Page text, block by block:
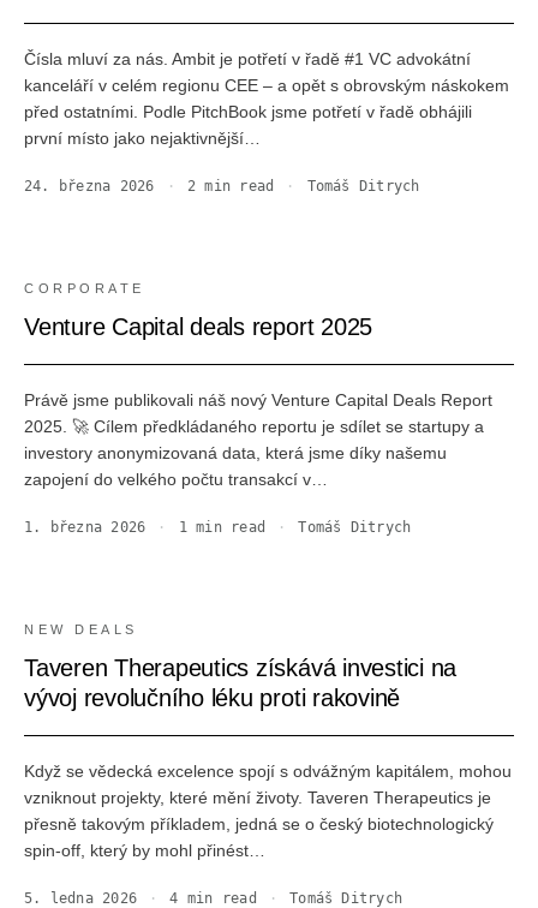
Čísla mluví za nás. Ambit je potřetí v řadě #1 VC advokátní
kanceláří v celém regionu CEE – a opět s obrovským náskokem
před ostatními. Podle PitchBook jsme potřetí v řadě obhájili
první místo jako nejaktivnější…
24. března 2026 · 2 min read · Tomáš Ditrych
CORPORATE
Venture Capital deals report 2025
Právě jsme publikovali náš nový Venture Capital Deals Report
2025. 🚀 Cílem předkládaného reportu je sdílet se startupy a
investory anonymizovaná data, která jsme díky našemu
zapojení do velkého počtu transakcí v…
1. března 2026 · 1min read · Tomáš Ditrych
NEW DEALS
Taveren Therapeutics získává investici na
vývoj revolučního léku proti rakovině
Když se vědecká excelence spojí s odvážným kapitálem, mohou
vzniknout projekty, které mění životy. Taveren Therapeutics je
přesně takovým příkladem, jedná se o český biotechnologický
spin-off, který by mohl přinést…
5. ledna 2026 · 4 min read · Tomáš Ditrych